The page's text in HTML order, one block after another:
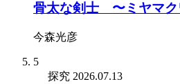
骨太な剣士 〜ミヤマク
今森光彦
5
探究 2026.07.13